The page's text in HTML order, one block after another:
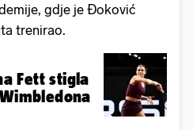
gdje je Đoković
trenirao.
Fett stigla